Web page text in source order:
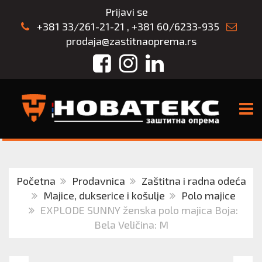
Prijavi se
+381 33/261-21-21 , +381 60/6233-935
prodaja@zastitnaoprema.rs
FacebookInstagram
LinkedIn
Početna Prodavnica
Zaštitna i radna odeća
Majice, dukserice i košulje
Polo majice
EXPLODE SUNNY ženska polo majica Boja:
Bela Veličina: M